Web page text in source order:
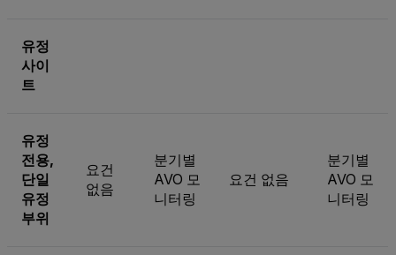
유정
사이
트
유정
전용,
단일
유정
부위
요건
없음
분기별
AVO 모
니터링
요건 없음
분기별
AVO 모
니터링